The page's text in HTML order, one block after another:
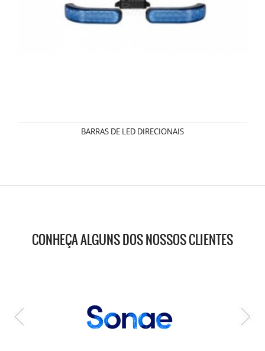
BARRAS DE LED DIRECIONAIS
CONHEÇA ALGUNS DOS NOSSOS CLIENTES